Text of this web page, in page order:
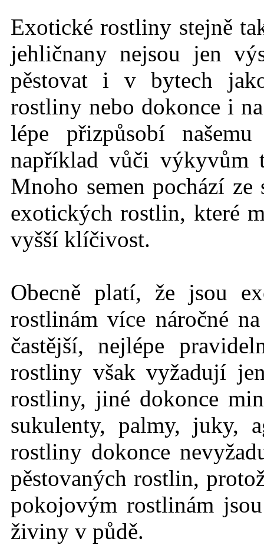
Exotické rostliny stejně
jehličnany nejsou jen
pěstovat i v bytech
rostliny nebo dokonce i
lépe přizpůsobí
například vůči výkyvům
Mnoho semen pochází ze
exotických rostlin, které
vyšší klíčivost.
Obecně platí, že jsou
rostlinám více náročné
častější, nejlépe
rostliny však vyžadují
rostliny, jiné dokonce
sukulenty, palmy, juky,
rostliny dokonce
pěstovaných rostlin,
pokojovým rostlinám
živiny v půdě.